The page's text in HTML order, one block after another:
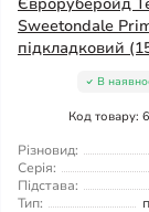
Sweetondale
підкладковий
В
Код товару:
Різновид:
Серія:
Підстава:
Тип: